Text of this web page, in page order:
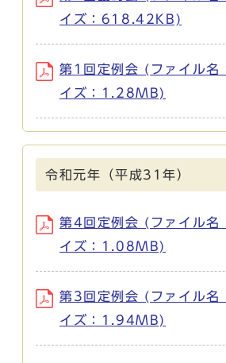
イズ：618.42KB)
第1回定例会 (ファイル
イズ：1.28MB)
令和元年（平成31年）
第4回定例会 (ファイル
イズ：1.08MB)
第3回定例会 (ファイル
イズ：1.94MB)